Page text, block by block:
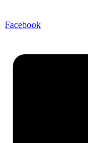
Facebook